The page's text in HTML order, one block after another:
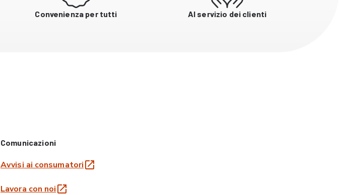
Convenienza per tutti Al servizio dei clienti
Comunicazioni
Avvisi ai consumatori
Lavora con noi